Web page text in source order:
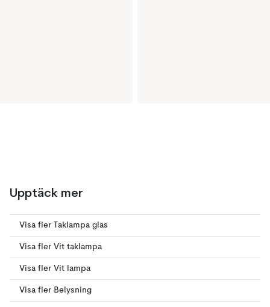
Upptäck mer
Visa fler Taklampa glas
Visa fler Vit taklampa
Visa fler Vit lampa
Visa fler Belysning